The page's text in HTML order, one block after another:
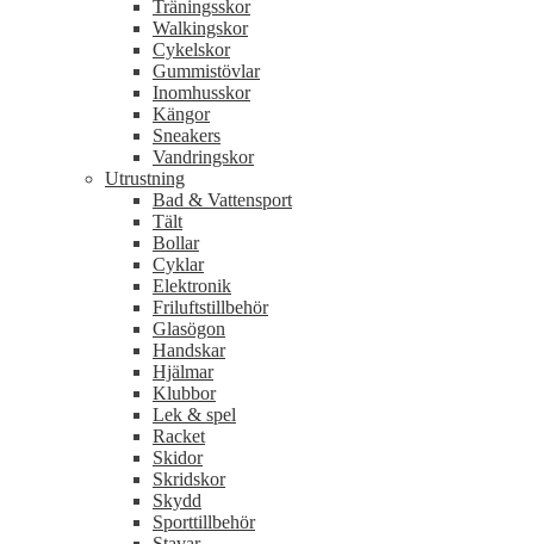
Träningsskor
Walkingskor
Cykelskor
Gummistövlar
Inomhusskor
Kängor
Sneakers
Vandringskor
Utrustning
Bad & Vattensport
Tält
Bollar
Cyklar
Elektronik
Friluftstillbehör
Glasögon
Handskar
Hjälmar
Klubbor
Lek & spel
Racket
Skidor
Skridskor
Skydd
Sporttillbehör